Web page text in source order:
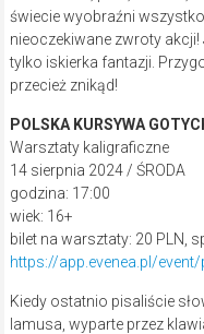
świecie wyobraźni
nieoczekiwane zwroty
tylko iskierka fantazji.
przecież znikąd!
POLSKA KURSYWA
Warsztaty kaligraficzne
14 sierpnia 2024 / ŚRODA
godzina: 17:00
wiek: 16+
bilet na warsztaty: 20 PLN,
https://app.evenea.pl/
Kiedy ostatnio pisaliście
lamusa, wyparte przez